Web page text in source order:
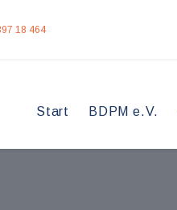
18 464
Start BDPM e.V.